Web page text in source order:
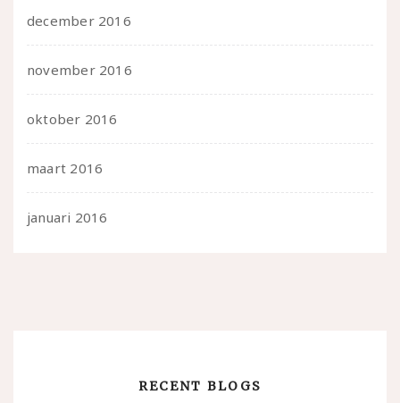
december 2016
november 2016
oktober 2016
maart 2016
januari 2016
RECENT BLOGS